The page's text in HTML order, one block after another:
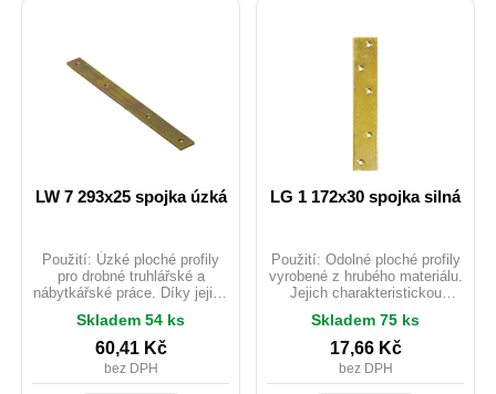
LW 7 293x25 spojka úzká
Použití: Úzké ploché profily
pro drobné truhlářské a
nábytkářské práce. Díky jejich
bokům desek a panelů.
Uchycení: hřebíky pr.4; Vruty
do dřeva pr.4 nebo pr.5;
Šrouby M5; Kotvy do betonu
Skladem 54 ks
60,41 Kč
bez DPH
LG 1 172x30 spojka silná
Použití: Odolné ploché profily
vyrobené z hrubého materiálu.
Jejich charakteristickou
v řadách které jsou vzájemně
posunuté takže tím nedochází
k zatloukání hřebíků mezi
stejná vlákna dřeva. To
Skladem 75 ks
17,66 Kč
bez DPH